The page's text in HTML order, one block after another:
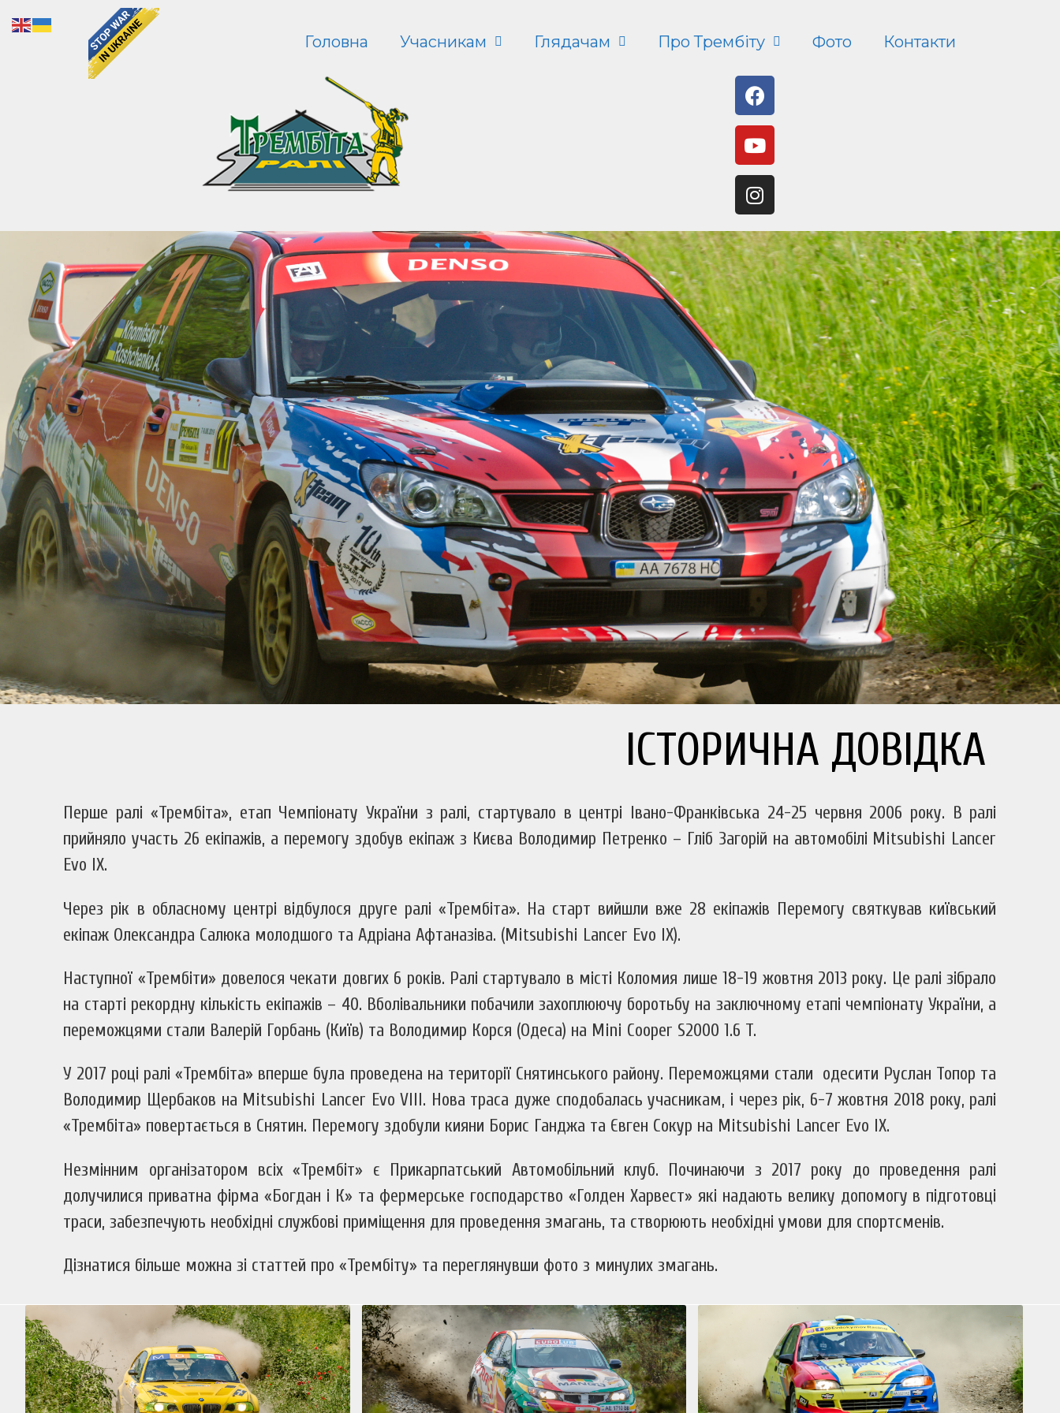
Головна Учасникам Глядачам Про Трембіту Фото Контакти
ІСТОРИЧНА ДОВІДКА
Перше ралі «Трембіта», етап Чемпіонату України з ралі, стартувало в центрі Івано-Франківська 24-25 червня 2006 року. В ралі
прийняло участь 26 екіпажів, а перемогу здобув екіпаж з Києва Володимир Петренко – Гліб Загорій на автомобілі Mitsubishi Lancer
Evo IX.
Через рік в обласному центрі відбулося друге ралі «Трембіта». На старт вийшли вже 28 екіпажів Перемогу святкував київський
екіпаж Олександра Салюка молодшого та Адріана Афтаназіва. (Mitsubishi Lancer Evo IX).
Наступної «Трембіти» довелося чекати довгих 6 років. Ралі стартувало в місті Коломия лише 18-19 жовтня 2013 року. Це ралі зібрало
на старті рекордну кількість екіпажів – 40. Вболівальники побачили захоплюючу боротьбу на заключному етапі чемпіонату України, а
переможцями стали Валерій Горбань (Київ) та Володимир Корся (Одеса) на Mini Cooper S2000 1.6 T.
У 2017 році ралі «Трембіта» вперше була проведена на території Снятинського району. Переможцями стали одесити Руслан Топор та
Володимир Щербаков на Mitsubishi Lancer Evo VIII. Нова траса дуже сподобалась учасникам, і через рік, 6-7 жовтня 2018 року, ралі
«Трембіта» повертається в Снятин. Перемогу здобули кияни Борис Ганджа та Євген Сокур на Mitsubishi Lancer Evo IX.
Незмінним організатором всіх «Трембіт» є Прикарпатський Автомобільний клуб. Починаючи з 2017 року до проведення ралі
долучилися приватна фірма «Богдан і К» та фермерське господарство «Голден Харвест» які надають велику допомогу в підготовці
траси, забезпечують необхідні службові приміщення для проведення змагань, та створюють необхідні умови для спортсменів.
Дізнатися більше можна зі статтей про «Трембіту» та переглянувши фото з минулих змагань.